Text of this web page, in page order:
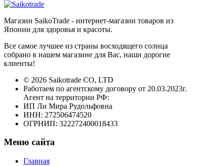
Магазин SaikoTrade - интернет-магазин товаров из
Японии для здоровья и красоты.
Все самое лучшее из страны восходящего солнца
собрано в нашем магазине для Вас, наши дорогие
клиенты!
© 2026 Saikotrade CO, LTD
Работаем по агентскому договору от 20.03.2023г.
Агент на территории РФ:
ИП Ли Мира Рудольфовна
ИНН: 272506474520
ОГРНИП: 322272400018433
Меню сайта
Главная